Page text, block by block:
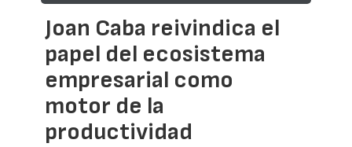
Joan Caba reivindica el
papel del ecosistema
empresarial como
motor de la
productividad